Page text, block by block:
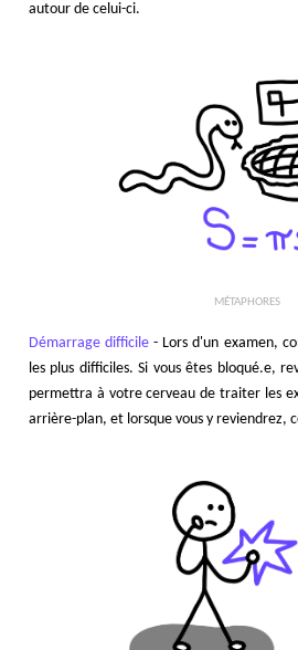
autour de celui-ci.
MÉTAPHORES
Démarrage difficile - Lors d'un examen,
les plus difficiles. Si vous êtes bloqué.e,
permettra à votre cerveau de traiter les
arrière-plan, et lorsque vous y reviendrez,